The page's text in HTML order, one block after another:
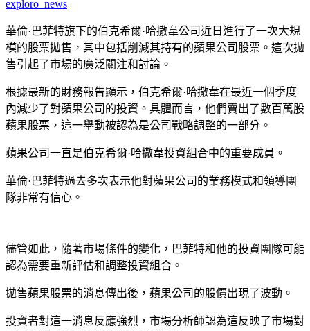
exploro_news
華倫·巴菲特旗下的伯克希爾·哈撒韋公司近日進行了一次大規
模的股票拋售，其中包括削減其持有的蘋果公司股票。這次拋
售引起了市場的廣泛關注和討論。
根據最新的財務報告顯示，伯克希爾·哈撒韋在最近一個季度
內減少了對蘋果公司的投資。具體而言，他們賣出了數百萬股
蘋果股票，這一舉動被認為是公司戰略調整的一部分。
蘋果公司一直是伯克希爾·哈撒韋投資組合中的重要成員。
華倫·巴菲特過去多次表示他對蘋果公司的業務模式和領導團
隊非常有信心。
儘管如此，隨著市場條件的變化，巴菲特和他的投資團隊可能
認為需要重新評估和調整投資組合。
拋售蘋果股票的消息傳出後，蘋果公司的股價出現了波動。
投資者對這一消息反應強烈，市場分析師認為這反映了市場對